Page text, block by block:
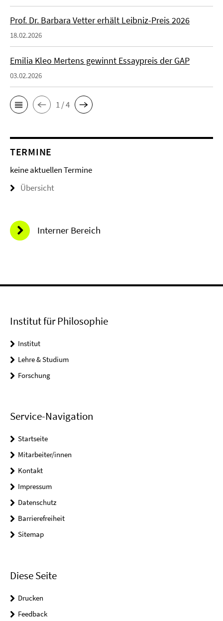
Prof. Dr. Barbara Vetter erhält Leibniz-Preis 2026
18.02.2026
Emilia Kleo Mertens gewinnt Essaypreis der GAP
03.02.2026
1 / 4
TERMINE
keine aktuellen Termine
Übersicht
Interner Bereich
Institut für Philosophie
Institut
Lehre & Studium
Forschung
Service-Navigation
Startseite
Mitarbeiter/innen
Kontakt
Impressum
Datenschutz
Barrierefreiheit
Sitemap
Diese Seite
Drucken
Feedback